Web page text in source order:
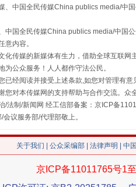
次搞定
、中国全民传媒China publics media/中
中国全民传媒China publics media/中国
意内容。
化传媒的新媒体有生力，借助全球互联
公众服务！人人都作守法公民。
已经阅读并接受上述条款,如您对管理有
您对本传媒网的支持帮助与合作交流。众
/法制/新闻网 经工信部备案：京ICP备
议服务部/代理部敬上。
关于我们 公众采编部 法律声明 | 中
京ICP备11011765号1